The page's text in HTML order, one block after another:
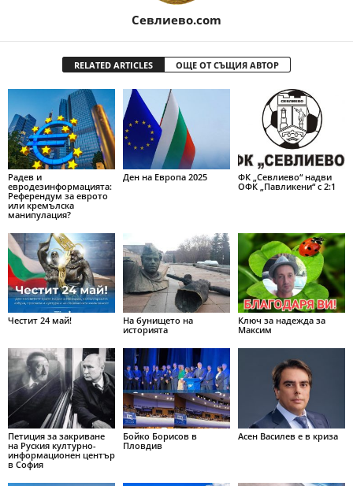
Севлиево.com
RELATED ARTICLES ОЩЕ ОТ СЪЩИЯ АВТОР
Радев и
евродезинформацията:
Референдум за еврото
или кремълска
манипулация?
Ден на Европа 2025
ФК „Севлиево“ надви
ОФК „Павликени“ с 2:1
Честит 24 май!
На бунището на
историята
Ключ за надежда за
Максим
Петиция за закриване
на Руския културно-
информационен център
в София
Бойко Борисов в
Пловдив
Асен Василев е в криза